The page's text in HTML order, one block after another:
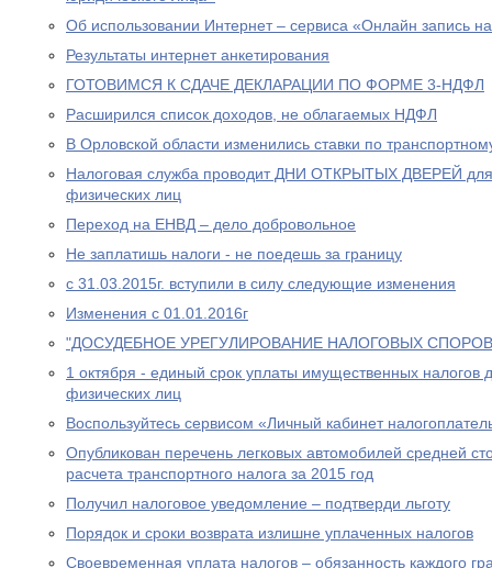
Об использовании Интернет – сервиса «Онлайн запись
Результаты интернет анкетирования
ГОТОВИМСЯ К СДАЧЕ ДЕКЛАРАЦИИ ПО ФОРМЕ 3-НДФЛ
Расширился список доходов, не облагаемых НДФЛ
В Орловской области изменились ставки по
Налоговая служба проводит ДНИ ОТКРЫТЫХ ДВЕРЕЙ для
физических лиц
Переход на ЕНВД – дело добровольное
Не заплатишь налоги - не поедешь за границу
с 31.03.2015г. вступили в силу следующие изменения
Изменения с 01.01.2016г
"ДОСУДЕБНОЕ УРЕГУЛИРОВАНИЕ НАЛОГОВЫХ
1 октября - единый срок уплаты имущественных налогов
физических лиц
Воспользуйтесь сервисом «Личный кабинет
Опубликован перечень легковых автомобилей средней
расчета транспортного налога за 2015 год
Получил налоговое уведомление – подтверди льготу
Порядок и сроки возврата излишне уплаченных налогов
Своевременная уплата налогов – обязанность каждого